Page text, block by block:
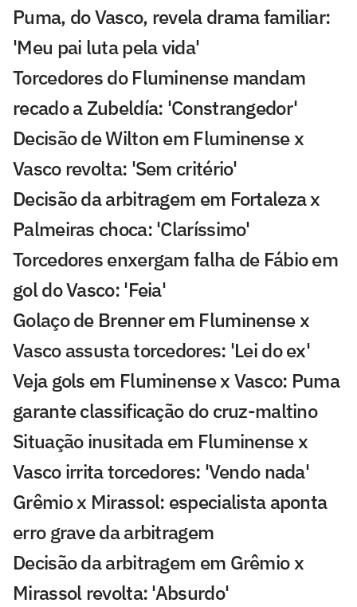
Puma, do Vasco, revela drama familiar:
'Meu pai luta pela vida'
Torcedores do Fluminense mandam
recado a Zubeldía: 'Constrangedor'
Decisão de Wilton em Fluminense x
Vasco revolta: 'Sem critério'
Decisão da arbitragem em Fortaleza x
Palmeiras choca: 'Claríssimo'
Torcedores enxergam falha de Fábio em
gol do Vasco: 'Feia'
Golaço de Brenner em Fluminense x
Vasco assusta torcedores: 'Lei do ex'
Veja gols em Fluminense x Vasco: Puma
garante classificação do cruz-maltino
Situação inusitada em Fluminense x
Vasco irrita torcedores: 'Vendo nada'
Grêmio x Mirassol: especialista aponta
erro grave da arbitragem
Decisão da arbitragem em Grêmio x
Mirassol revolta: 'Absurdo'